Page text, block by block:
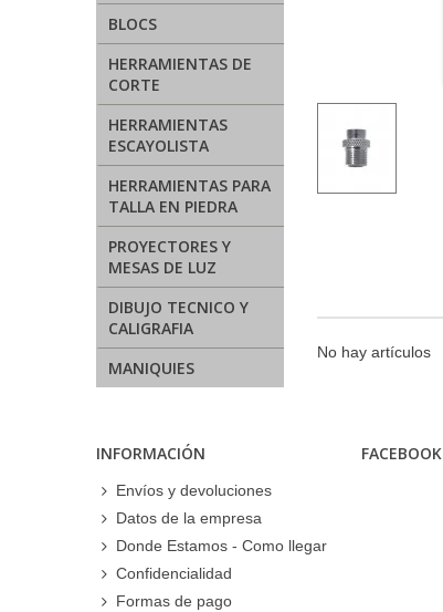
BLOCS
HERRAMIENTAS DE
CORTE
HERRAMIENTAS
ESCAYOLISTA
HERRAMIENTAS PARA
TALLA EN PIEDRA
PROYECTORES Y
MESAS DE LUZ
DIBUJO TECNICO Y
CALIGRAFIA
MANIQUIES
No hay artículos
INFORMACIÓN
Envíos y devoluciones
Datos de la empresa
Donde Estamos - Como llegar
Confidencialidad
Formas de pago
FACEBOOK